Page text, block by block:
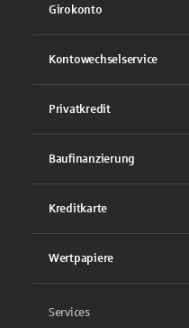
Girokonto
Kontowechselservice
Privatkredit
Baufinanzierung
Kreditkarte
Wertpapiere
Services